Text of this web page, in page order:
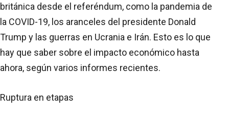
británica desde el referéndum, como la pandemia de
la COVID-19, los aranceles del presidente Donald
Trump y las guerras en Ucrania e Irán. Esto es lo que
hay que saber sobre el impacto económico hasta
ahora, según varios informes recientes.
Ruptura en etapas